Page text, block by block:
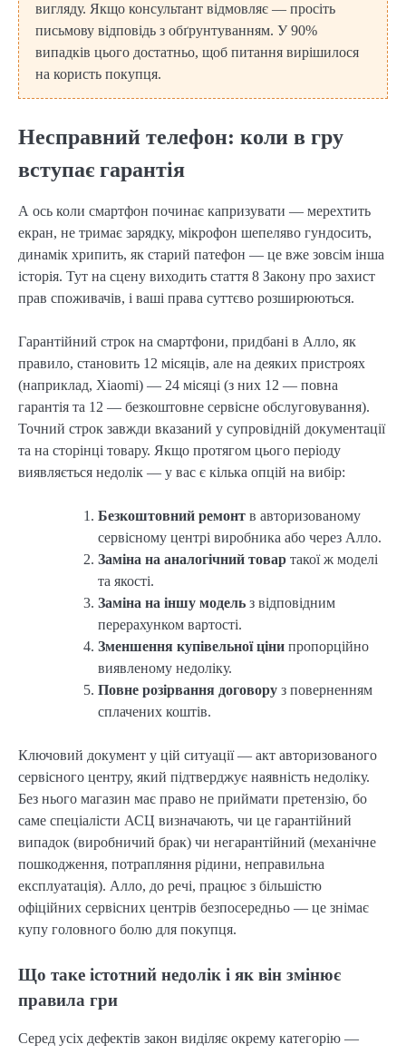
вигляду. Якщо консультант відмовляє — просіть
письмову відповідь з обґрунтуванням. У 90%
випадків цього достатньо, щоб питання вирішилося
на користь покупця.
Несправний телефон: коли в гру
вступає гарантія
А ось коли смартфон починає капризувати — мерехтить
екран, не тримає зарядку, мікрофон шепеляво гундосить,
динамік хрипить, як старий патефон — це вже зовсім інша
історія. Тут на сцену виходить стаття 8 Закону про захист
прав споживачів, і ваші права суттєво розширюються.
Гарантійний строк на смартфони, придбані в Алло, як
правило, становить 12 місяців, але на деяких пристроях
(наприклад, Xiaomi) — 24 місяці (з них 12 — повна
гарантія та 12 — безкоштовне сервісне обслуговування).
Точний строк завжди вказаний у супровідній документації
та на сторінці товару. Якщо протягом цього періоду
виявляється недолік — у вас є кілька опцій на вибір:
Безкоштовний ремонт в авторизованому
сервісному центрі виробника або через Алло.
Заміна на аналогічний товар такої ж моделі
та якості.
Заміна на іншу модель з відповідним
перерахунком вартості.
Зменшення купівельної ціни пропорційно
виявленому недоліку.
Повне розірвання договору з поверненням
сплачених коштів.
Ключовий документ у цій ситуації — акт авторизованого
сервісного центру, який підтверджує наявність недоліку.
Без нього магазин має право не приймати претензію, бо
саме спеціалісти АСЦ визначають, чи це гарантійний
випадок (виробничий брак) чи негарантійний (механічне
пошкодження, потрапляння рідини, неправильна
експлуатація). Алло, до речі, працює з більшістю
офіційних сервісних центрів безпосередньо — це знімає
купу головного болю для покупця.
Що таке істотний недолік і як він змінює
правила гри
Серед усіх дефектів закон виділяє окрему категорію —